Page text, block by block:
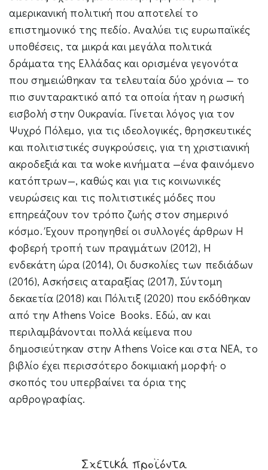
αµερικανική πολιτική που αποτελεί το
επιστηµονικό της πεδίο. Αναλύει τις ευρωπαϊκές
υποθέσεις, τα µικρά και µεγάλα πολιτικά
δράµατα της Ελλάδας και ορισµένα γεγονότα
που σηµειώθηκαν τα τελευταία δύο χρόνια — το
πιο συνταρακτικό από τα οποία ήταν η ρωσική
εισβολή στην Ουκρανία. Γίνεται λόγος για τον
Ψυχρό Πόλεµο, για τις ιδεολογικές, θρησκευτικές
και πολιτιστικές συγκρούσεις, για τη χριστιανική
ακροδεξιά και τα woke κινήµατα —ένα φαινόµενο
κατόπτρων—, καθώς και για τις κοινωνικές
νευρώσεις και τις πολιτιστικές µόδες που
επηρεάζουν τον τρόπο ζωής στον σηµερινό
κόσµο. Έχουν προηγηθεί οι συλλογές άρθρων Η
φοβερή τροπή των πραγµάτων (2012), Η
ενδεκάτη ώρα (2014), Οι δυσκολίες των πεδιάδων
(2016), Ασκήσεις αταραξίας (2017), Σύντοµη
δεκαετία (2018) και Πόλιτιξ (2020) που εκδόθηκαν
από την Athens Voice Books. Εδώ, αν και
περιλαµβάνονται πολλά κείµενα που
δηµοσιεύτηκαν στην Athens Voice και στα ΝΕΑ, το
βιβλίο έχει περισσότερο δοκιµιακή µορφή· ο
σκοπός του υπερβαίνει τα όρια της
αρθρογραφίας.
Σχετικά προϊόντα